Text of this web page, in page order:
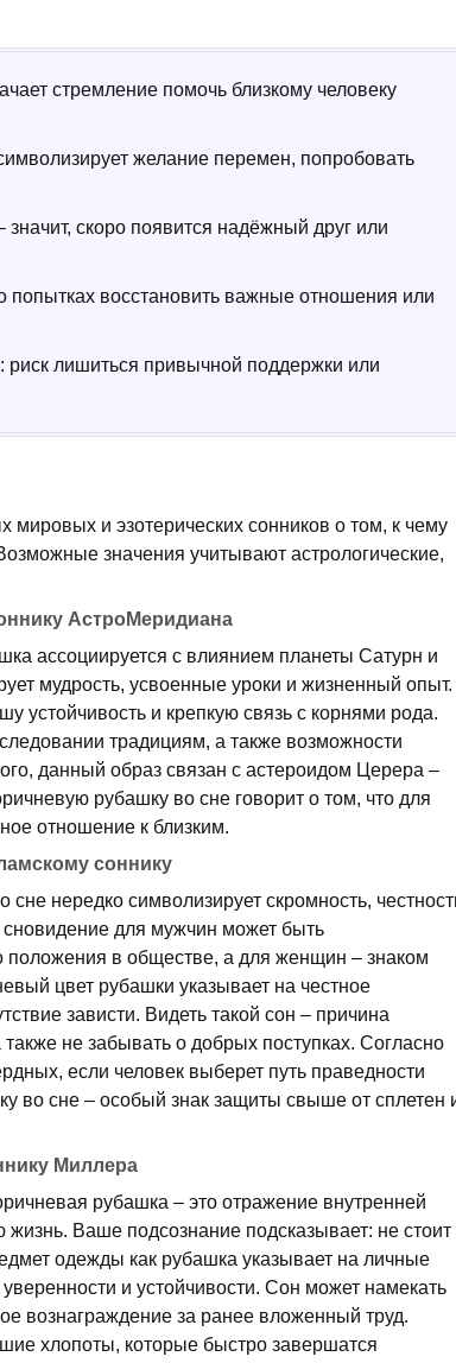
стремление помочь близкому человеку
желание перемен, попробовать
скоро появится надёжный друг или
попытках восстановить важные отношения или
риск лишиться привычной поддержки или
и эзотерических сонников о том, к чему
значения учитывают астрологические,
АстроМеридиана
ассоциируется с влиянием планеты Сатурн и
мудрость, усвоенные уроки и жизненный опыт.
устойчивость и крепкую связь с корнями рода.
традициям, а также возможности
данный образ связан с астероидом Церера –
рубашку во сне говорит о том, что для
отношение к близким.
соннику
нередко символизирует скромность,
для мужчин может быть
положения в обществе, а для женщин – знаком
цвет рубашки указывает на честное
зависти. Видеть такой сон – причина
не забывать о добрых поступках. Согласно
если человек выберет путь праведности
во сне – особый знак защиты свыше от сплетен
Миллера
рубашка – это отражение внутренней
Ваше подсознание подсказывает: не стоит
одежды как рубашка указывает на личные
и устойчивости. Сон может намекать
вознаграждение за ранее вложенный труд.
хлопоты, которые быстро завершатся